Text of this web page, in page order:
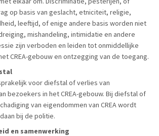
op basis van geslacht, etniciteit, religie,
leeftijd, of enige andere basis worden niet
mishandeling, intimidatie en andere
zijn verboden en leiden tot onmiddellijke
CREA-gebouw en ontzegging van de toegang.
voor diefstal of verlies van
bezoekers in het CREA-gebouw. Bij diefstal of
van eigendommen van CREA wordt
bij de politie.
id en samenwerking